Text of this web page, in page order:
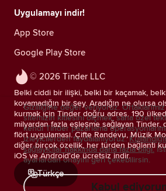
© 2026 Tinder LLC
Belki ciddi bir ilişki, belki bir kaçamak,
koyamadığın bir şey. Aradığın ne olursa
kurmak için Tinder doğru adres. 190
milyardan fazla eşleşme sağlayan Tinder,
flört uygulaması. Çifte Randevu, Müzik
diğer birçok özellik, her türden bağlantı
iOS ve Android'de ücretsiz indir.
Türkçe
Uygulamayı indir!
App Store
Google Play Store
Gizliliğine değer veriyoruz.
sitemizin kitlesini ölçmek, sana özel
kendi Tinder pazarlama
izleyicilerden faydalanıyoruz.
sağlayıcılar hakkında daha fazla bilgi.
ayarlardan onayını geri çekebilirsin.
Kabul